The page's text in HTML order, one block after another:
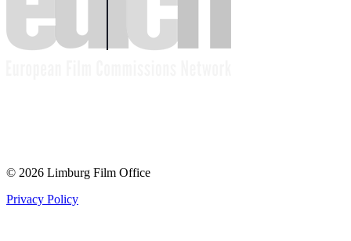
© 2026 Limburg Film Office
Privacy Policy